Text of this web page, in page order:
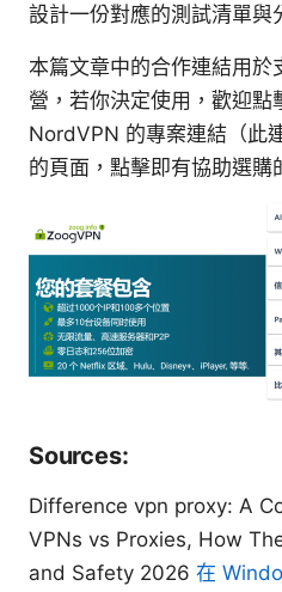
設計一份對應的測試清單與
本篇文章中的合作連結用於
營，若你決定使用，歡迎點
NordVPN 的專案連結（此
的頁面，點擊即有協助選購
Sources:
Difference vpn proxy: A
VPNs vs Proxies, How
and Safety 2026 在